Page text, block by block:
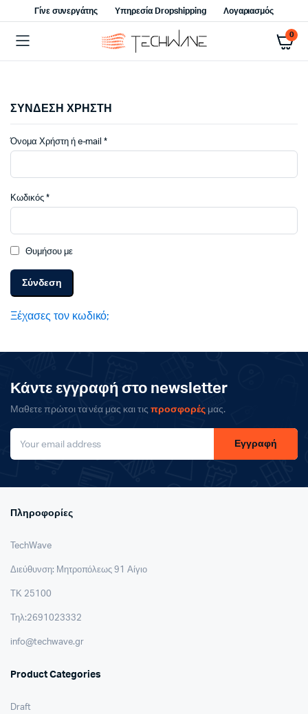
Γίνε συνεργάτης Υπηρεσία Dropshipping Λογαριασμός
0
ΣΥΝΔΕΣΗ ΧΡΗΣΤΗ
Όνομα Χρήστη ή e-mail*Απαιτείται
Κωδικός *Απαιτείται
Θυμήσου με
Σύνδεση
Ξέχασες τον κωδικό;
Κάντε εγγραφή στο newsletter
Μαθετε πρώτοι τα νέα μας και τιςπροσφορέςμας.
Εγγραφή
Πληροφορίες
TechWave
Διεύθυνση: Μητροπόλεως 91 Αίγιο
ΤΚ 25100
Τηλ:2691023332
info@techwave.gr
Product Categories
Draft